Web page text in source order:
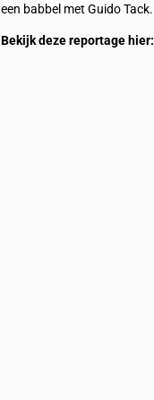
een babbel met Guido Tack.
Bekijk deze reportage hier: